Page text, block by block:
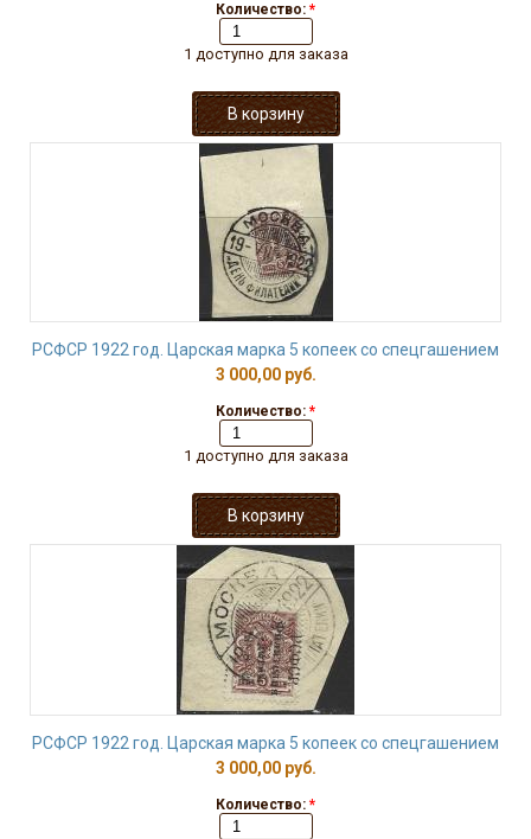
Количество: *
1 доступно для заказа
РСФСР 1922 год. Царская марка 5 копеек со спецгашением
3 000,00 руб.
Количество: *
1 доступно для заказа
РСФСР 1922 год. Царская марка 5 копеек со спецгашением
3 000,00 руб.
Количество: *